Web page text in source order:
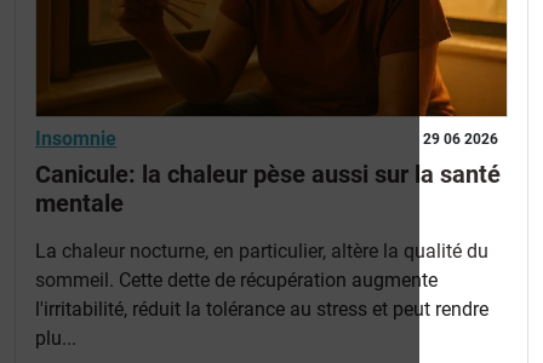
29 06 2026
Insomnie
Canicule: la chaleur pèse aussi sur la santé
mentale
La chaleur nocturne, en particulier, altère la qualité du
sommeil. Cette dette de récupération augmente
l'irritabilité, réduit la tolérance au stress et peut rendre
plu...